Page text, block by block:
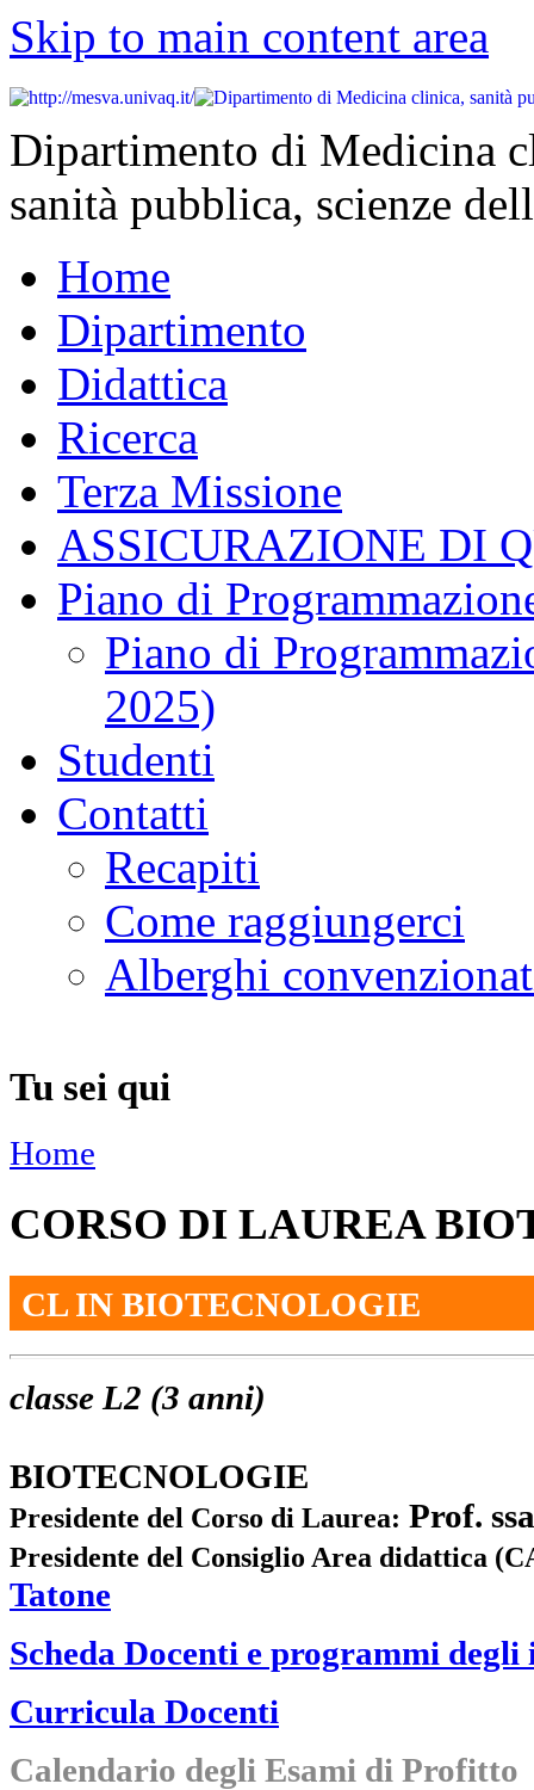
Skip to main content area
Dipartimento di Medicina
sanità pubblica, scienze
Home
Dipartimento
Didattica
Ricerca
Terza Missione
ASSICURAZIONE DI
Piano di
Piano di
2025)
Studenti
Contatti
Recapiti
Come raggiungerci
Alberghi
Tu sei qui
Home
CORSO DI LAUREA
CL IN BIOTECNOLOGIE
classe L2 (3 anni)
BIOTECNOLOGIE
Presidente del Corso di Laurea: Prof.
Presidente del Consiglio Area didattica
Tatone
Scheda Docenti e programmi degli
Curricula Docenti
Calendario degli Esami di Profitto